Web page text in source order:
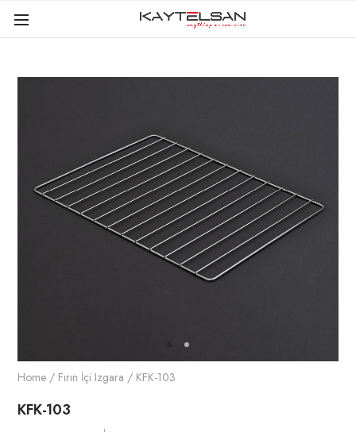
Home / Fırın İçi Izgara / KFK-103
KFK-103